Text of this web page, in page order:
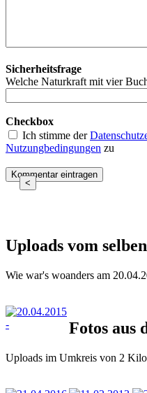
Sicherheitsfrage
Welche Naturkraft mit vier
Checkbox
Ich stimme der
Nutzungbedingungen zu
<
Uploads vom
Wie war's woanders am
Fotos aus
Uploads im Umkreis von 2